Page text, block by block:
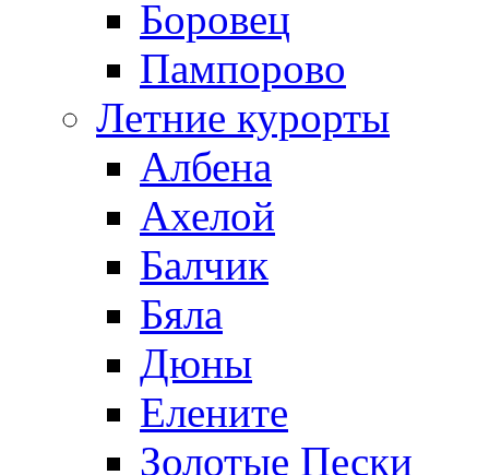
Боровец
Пампорово
Летние курорты
Албена
Ахелой
Балчик
Бяла
Дюны
Елените
Золотые Пески